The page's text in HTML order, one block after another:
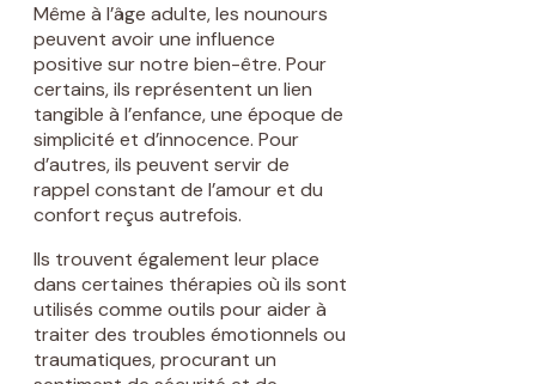
Même à l’âge adulte, les nounours
peuvent avoir une influence
positive sur notre bien-être. Pour
certains, ils représentent un lien
tangible à l’enfance, une époque de
simplicité et d’innocence. Pour
d’autres, ils peuvent servir de
rappel constant de l’amour et du
confort reçus autrefois.
Ils trouvent également leur place
dans certaines thérapies où ils sont
utilisés comme outils pour aider à
traiter des troubles émotionnels ou
traumatiques, procurant un